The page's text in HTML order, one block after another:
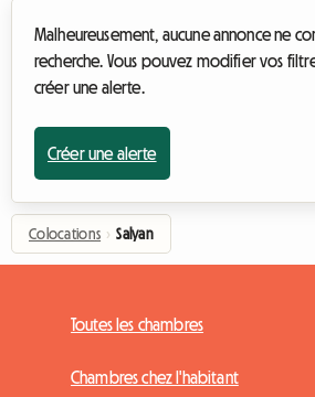
Malheureusement, aucune annonce ne
recherche. Vous pouvez modifier vos
créer une alerte.
Créer une alerte
Colocations › Salyan
Toutes les chambres
Chambres chez l'habitant